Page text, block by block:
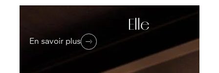
Elle
En savoir plus